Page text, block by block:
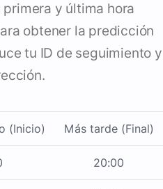
y última hora
obtener la predicción
tu ID de seguimiento y
(Inicio) Más tarde (Final)
20:00